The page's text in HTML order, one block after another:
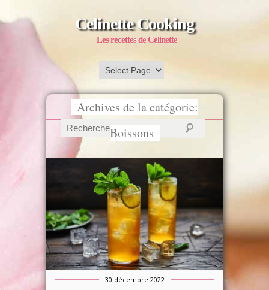
Celinette Cooking
Les recettes de Célinette
Archives de la catégorie:
Boissons
30 décembre 2022